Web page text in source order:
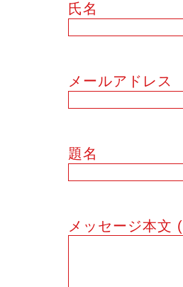
氏名
メールアドレス
題名
メッセージ本文